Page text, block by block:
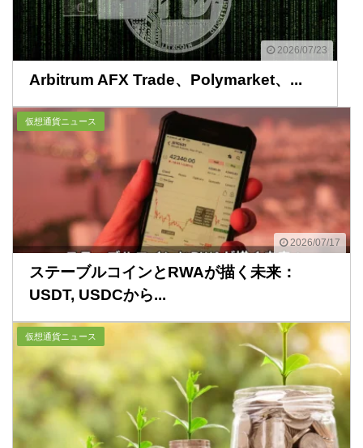
2026/07/23
Arbitrum AFX Trade、Polymarket、...
2026/07/17
仮想通貨ニュース
ステーブルコインとRWAが描く未来：
USDT, USDCから...
仮想通貨ニュース